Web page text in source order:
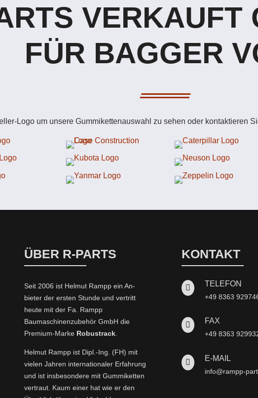
VERKAUFT
FÜR BAGGER
Logo um unsere Gummikettenauswahl zu sehen oder kontaktieren
ÜBER R-PARTS
Seit 2006 ist Helmut Rampp ein An­
bieter der ersten Stunde und vertritt
heute mit der Fa. Rampp
Baumaschinenzubehör GmbH die
Premium-Marke Robustrack
Helmut Rampp ist Dipl.-Ing. (FH) mit
vielen Jahren internationaler Erfahrung
und ist insbesondere mit Gummiketten
vertraut. Kaum einer hat wie er den
KONTAKT
 TELEFON
+49 8363
 FAX
+49 8363
 E-MAIL
info@rampp-